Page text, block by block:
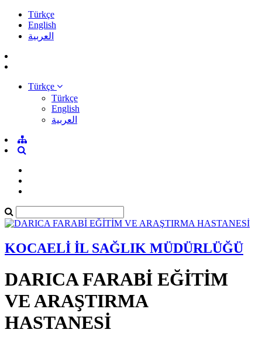
Türkçe
English
العربية
Türkçe
Türkçe
English
العربية
KOCAELİ İL SAĞLIK MÜDÜRLÜĞÜ
DARICA FARABİ EĞİTİM
VE ARAŞTIRMA
HASTANESİ